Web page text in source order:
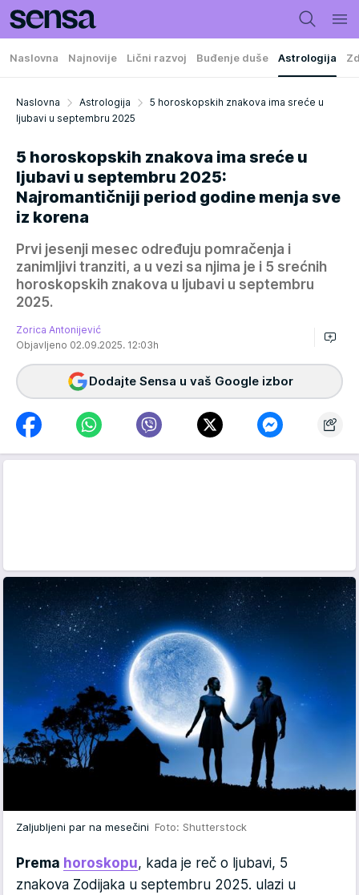
Naslovna Najnovije Lični razvoj Buđenje duše Astrologija
Naslovna Astrologija
5 horoskopskih znakova ima sreće u
ljubavi u septembru 2025
5 horoskopskih znakova ima sreće u
ljubavi u septembru 2025:
Najromantičniji period godine menja sve
iz korena
Prvi jesenji mesec određuju pomračenja i
zanimljivi tranziti, a u vezi sa njima je i 5 srećnih
horoskopskih znakova u ljubavi u septembru
2025.
Zorica Antonijević
Objavljeno 02.09.2025. 12:03h
Dodajte Sensa u vaš Google izbor
Zaljubljeni par na mesečini Foto: Shutterstock
Prema horoskopu, kada je reč o ljubavi, 5
znakova Zodijaka u septembru 2025. ulazi u